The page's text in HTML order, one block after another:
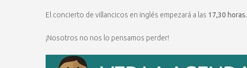
El concierto de villancicos en inglés empezará a las 17,30 horas.
¡Nosotros no nos lo pensamos perder!